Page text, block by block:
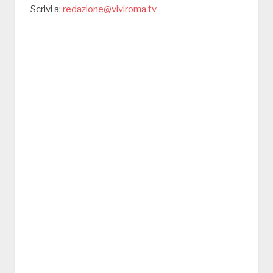
Scrivi a: redazione@viviroma.tv